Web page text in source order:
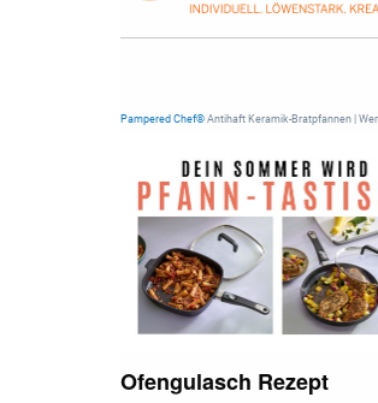
Pampered Chef®Antihaft Keramik-Bratpfannen |
Ofengulasch Rezept